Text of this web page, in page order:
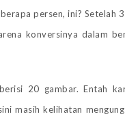
persen, ini? Setelah
konversinya dalam
20 gambar. Entah
masih kelihatan